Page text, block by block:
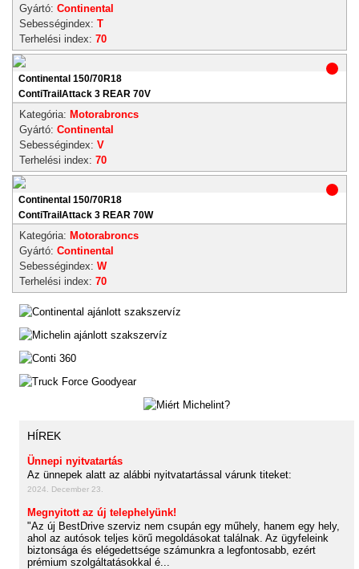
Gyártó: Continental
Sebességindex: T
Terhelési index: 70
Continental 150/70R18
ContiTrailAttack 3 REAR 70V
Kategória: Motorabroncs
Gyártó: Continental
Sebességindex: V
Terhelési index: 70
Continental 150/70R18
ContiTrailAttack 3 REAR 70W
Kategória: Motorabroncs
Gyártó: Continental
Sebességindex: W
Terhelési index: 70
HÍREK
Ünnepi nyitvatartás
Az ünnepek alatt az alábbi nyitvatartással várunk titeket:
2024. December 23.
Megnyitott az új telephelyünk!
"Az új BestDrive szerviz nem csupán egy műhely, hanem egy hely,
ahol az autósok teljes körű megoldásokat találnak. Az ügyfeleink
biztonsága és elégedettsége számunkra a legfontosabb, ezért
prémium szolgáltatásokkal é...